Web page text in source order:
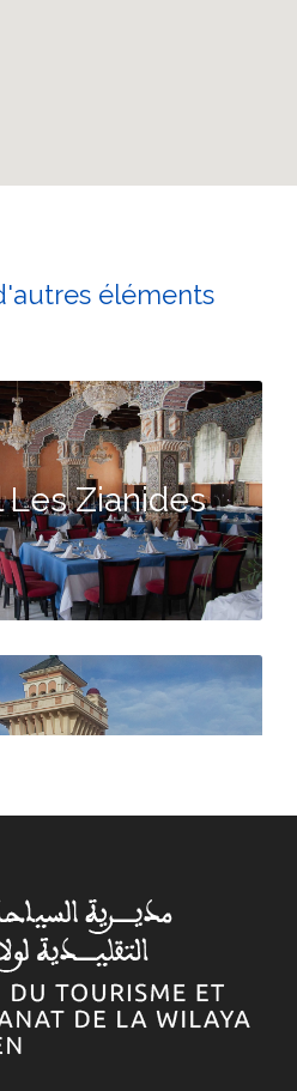
éléments
Les Zianides
Yasmine